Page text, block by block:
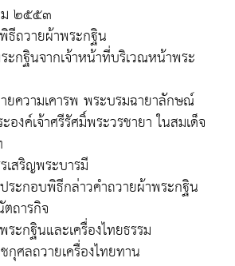
๒๕๕๓
ถวายผ้าพระกฐิน
กฐินจากเจ้าหน้าที่บริเวณหน้าพระ
ยความเคารพ พระบรมฉายาลักษณ์
องค์เจ้าศรีรัศมิ์พระวรชายา ในสมเด็จ
เสริญพระบารมี
ระกอบพิธีกล่าวคำถวายผ้าพระกฐิน
ถารกิจ
ระกฐินและเครื่องไทยธรรม
กุศลถวายเครื่องไทยทาน